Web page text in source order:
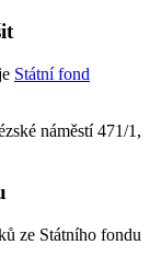
Státní fond
náměstí 471/1,
ze Státního fondu